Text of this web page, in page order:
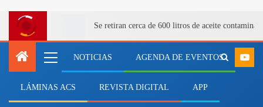
Se retiran cerca de 600 litros de aceite
NOTICIAS AGENDA DE EVENTOS
LÁMINAS ACS REVISTA DIGITAL APP
Dra. Yeny Leal Acosta